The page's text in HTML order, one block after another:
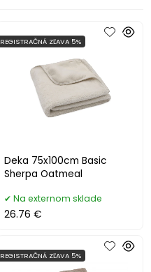
Deka 75x100cm Basic
Sherpa Oatmeal
REGISTRAČNÁ ZĽAVA 5%
Na externom sklade
26.76 €
REGISTRAČNÁ ZĽAVA 5%